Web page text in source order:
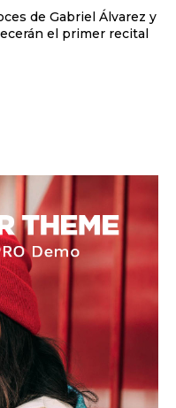
de Gabriel Álvarez y
el primer recital